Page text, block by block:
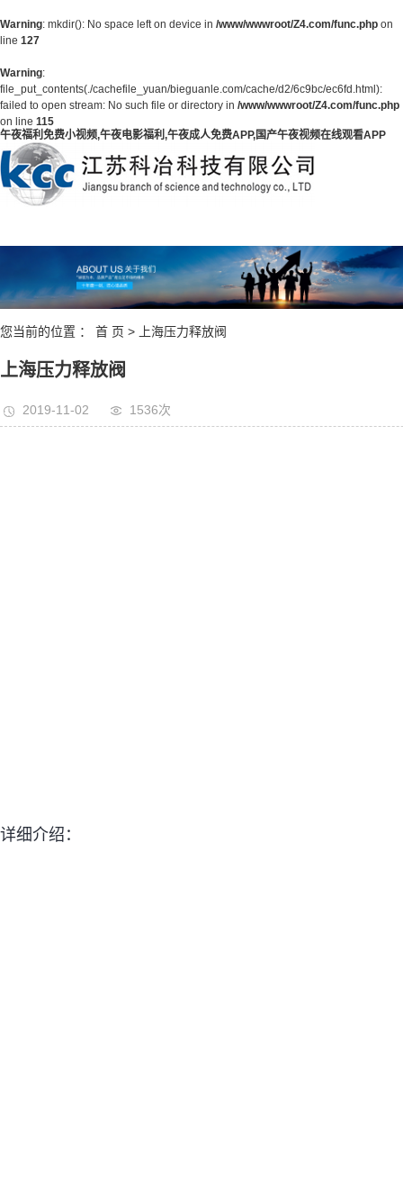
Warning: mkdir(): No space left on device in /www/wwwroot/Z4.com/func.php on
line 127
Warning:
file_put_contents(./cachefile_yuan/bieguanle.com/cache/d2/6c9bc/ec6fd.html):
failed to open stream: No such file or directory in /www/wwwroot/Z4.com/func.php
on line 115
午夜福利免费小视频,午夜电影福利,午夜成人免费APP,国产午夜视频在线观看APP
您当前的位置 ： 首 页 > 上海压力释放阀
上海压力释放阀
2019-11-02 1536次
详细介绍：